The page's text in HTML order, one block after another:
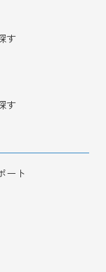
す
す
ート